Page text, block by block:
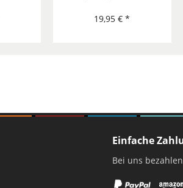
konkav
19,95 € *
Einfache
Bei uns